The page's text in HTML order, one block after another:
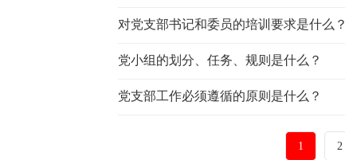
对党支部书记和委员的培训要求是什么？
党小组的划分、任务、规则是什么？
党支部工作必须遵循的原则是什么？
1 2